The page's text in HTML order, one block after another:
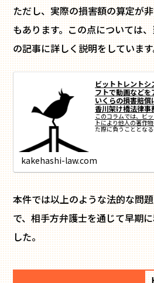
ただし、実際の損害額の算定が
もあります。この点については
の記事に詳しく説明をしていま
ビットトレント
フトで動画などを
いくらの損害賠
香川架け橋法律事
このコラムでは、ビ
トにより他人の著作
た際に負うこととな
います。 【目次】...
kakehashi-law.com
本件では以上のような法的な問
で、相手方弁護士を通じて早期
した。